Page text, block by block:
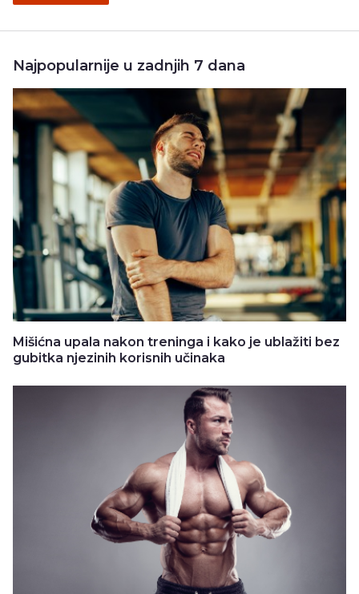
Najpopularnije u zadnjih 7 dana
Mišićna upala nakon treninga i kako je ublažiti bez
gubitka njezinih korisnih učinaka